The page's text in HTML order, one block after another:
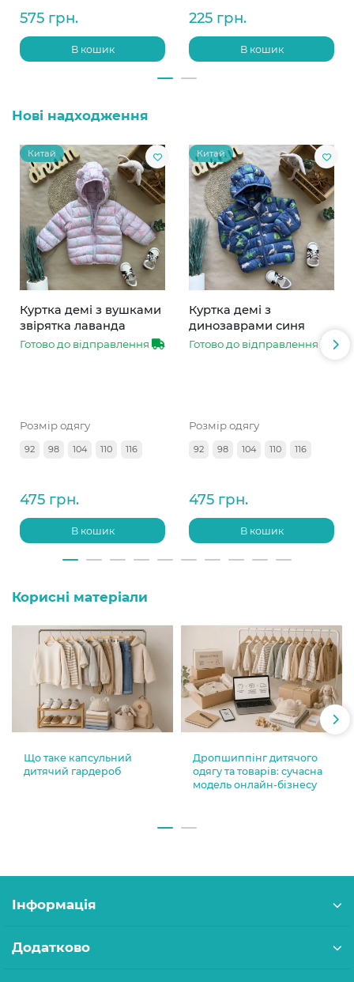
575 грн.
В кошик
225 грн.
В кошик
Нові надходження
Китай
Куртка демі з вушками
звірятка лаванда
Готово до відправлення
Розмір одягу
92 98 104 110 116
475 грн.
В кошик
Китай
Куртка демі з
динозаврами синя
Готово до відправлення
Розмір одягу
92 98 104 110 116
475 грн.
В кошик
Корисні матеріали
Що таке капсульний
дитячий гардероб
Дропшиппінг дитячого
одягу та товарів: сучасна
модель онлайн-бізнесу
Інформація
Додатково